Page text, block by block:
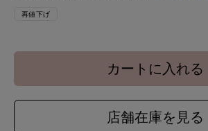
再値下げ
カートに入れる
店舗在庫を見る